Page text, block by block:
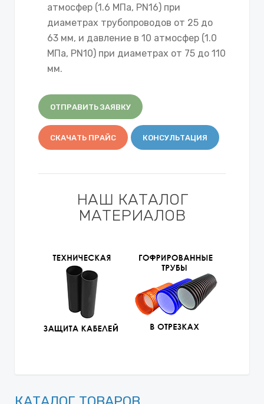
атмосфер (1.6 МПа, PN16) при
диаметрах трубопроводов от 25 до
63 мм, и давление в 10 атмосфер (1.0
МПа, PN10) при диаметрах от 75 до 110
мм.
ОТПРАВИТЬ ЗАЯВКУ
СКАЧАТЬ ПРАЙС КОНСУЛЬТАЦИЯ
НАШ КАТАЛОГ
МАТЕРИАЛОВ